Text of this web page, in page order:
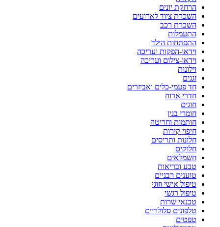
הרחקת יונים
השכרת ציוד לארועים
השכרת רכב
התעמלות
התפתחות הילד
וידאו-הפקות ועריכה
וידאו-צילום ועריכה
וילונות
זגגים
חד פעמי-כלים ואביזרים
חדרי ארוח
חוגים
חומרי בנין
חותמות וחריטה
חיפוי קירות
חלונות ותריסים
חלוקים
חשמלאים
טבע ובריאות
טוענים רבניים
טיפול אישי וזוגי
טיפול רגשי
טכנאי שרות
טלפונים סלולריים
טפטים